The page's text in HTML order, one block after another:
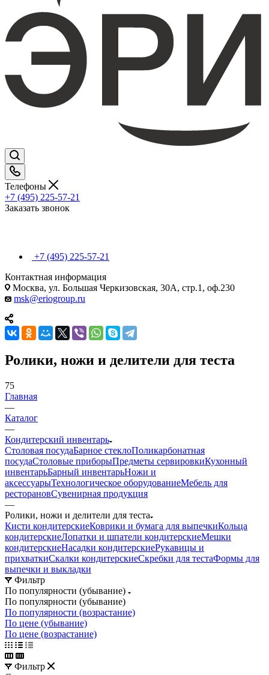
Телефоны
+7 (495) 225-57-21
Заказать звонок
+7 (495) 225-57-21
Контактная информация
Москва, ул. Большая Черкизовская, 30А, стр.1, оф.230
msk@eriogroup.ru
Ролики, ножи и делители для теста
75
Главная
—
Каталог
—
Кондитерский инвентарь
Столовая посудаБарное стеклоПоликарбонатная
посудаСтоловые приборыПредметы сервировкиКухонный
инвентарьБарный инвентарьНожи и
аксессуарыТехнологическое оборудованиеМебель для
ресторановСувенирная продукция
—
Ролики, ножи и делители для теста
Кисти кондитерскиеКоврики и бумага для выпечкиКольца
кондитерскиеЛопатки и шпатели кондитерскиеМешки
кондитерскиеНасадки кондитерскиеРукавицы и
прихваткиСкалки кондитерскиеСкребки для тестаФормы для
выпечки и выкладки
Фильтр
По популярности (убывание)
По популярности (убывание)
По популярности (возрастание)
По цене (убывание)
По цене (возрастание)
Фильтр